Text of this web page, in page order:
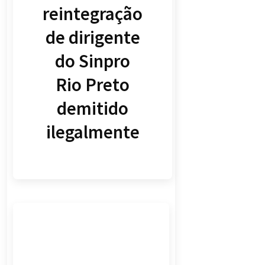
reintegração
de dirigente
do Sinpro
Rio Preto
demitido
ilegalmente